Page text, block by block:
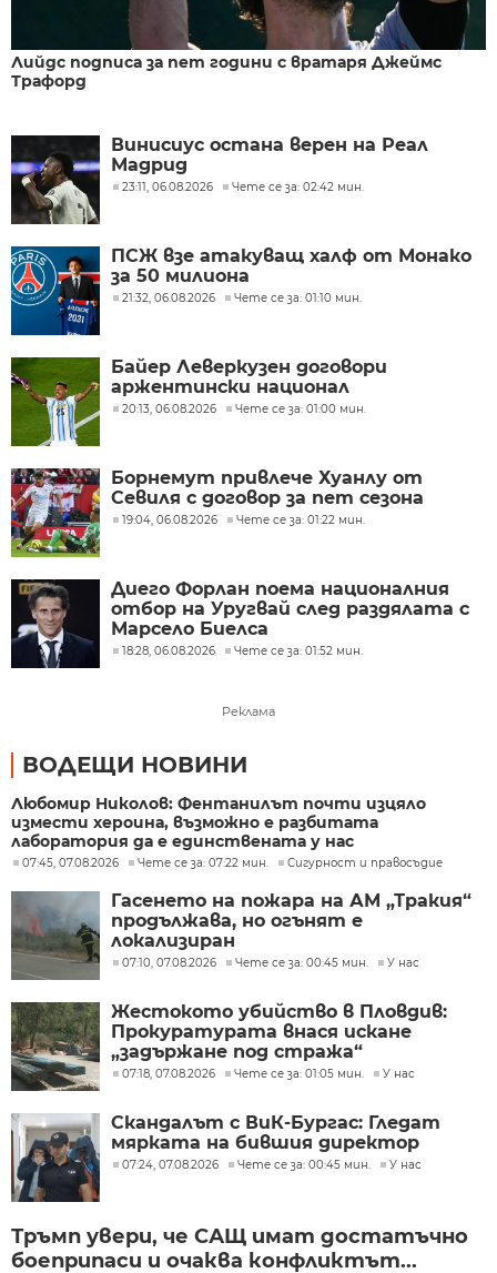
Лийдс подписа за пет години с вратаря Джеймс
Трафорд
Винисиус остана верен на Реал
Мадрид
23:11, 06.08.2026 Чете се за: 02:42 мин.
ПСЖ взе атакуващ халф от Монако
за 50 милиона
21:32, 06.08.2026 Чете се за: 01:10 мин.
Байер Леверкузен договори
аржентински национал
20:13, 06.08.2026 Чете се за: 01:00 мин.
Борнемут привлече Хуанлу от
Севиля с договор за пет сезона
19:04, 06.08.2026 Чете се за: 01:22 мин.
Диего Форлан поема националния
отбор на Уругвай след раздялата с
Марсело Биелса
18:28, 06.08.2026 Чете се за: 01:52 мин.
Реклама
ВОДЕЩИ НОВИНИ
Любомир Николов: Фентанилът почти изцяло
измести хероина, възможно е разбитата
лаборатория да е единствената у нас
07:45, 07.08.2026 Чете се за: 07:22 мин. Сигурност и правосъдие
Гасенето на пожара на АМ „Тракия“
продължава, но огънят е
локализиран
07:10, 07.08.2026 Чете се за: 00:45 мин. У нас
Жестокото убийство в Пловдив:
Прокуратурата внася искане
„задържане под стража“
07:18, 07.08.2026 Чете се за: 01:05 мин. У нас
Скандалът с ВиК-Бургас: Гледат
мярката на бившия директор
07:24, 07.08.2026 Чете се за: 00:45 мин. У нас
Тръмп увери, че САЩ имат достатъчно
боеприпаси и очаква конфликтът...